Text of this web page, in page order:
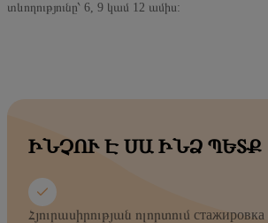
տևողությունը՝ 6, 9 կամ 12 ամիս:
ԻՆՉՈՒ Է ՍԱ ԻՆՁ ՊԵՏՔ
Հյուրասիրության ոլորտում